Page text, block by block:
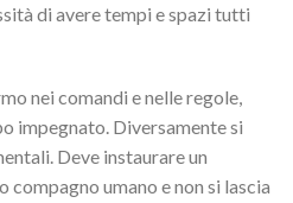
di avere tempi e spazi tutti
nei comandi e nelle regole,
impegnato. Diversamente si
Deve instaurare un
umano e non si lascia